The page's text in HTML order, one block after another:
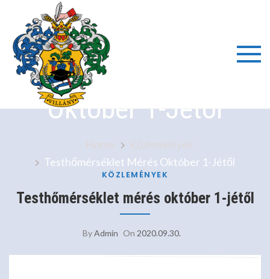
content
Villányi
Iskola
Testhőmérséklet Mérés
Október 1-Jétől
Testhőmérséklet Mérés Október 1-Jétől
KÖZLEMÉNYEK
Testhőmérséklet mérés október 1-jétől
ByAdmin On 2020.09.30.